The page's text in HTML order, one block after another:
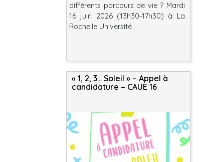
différents parcours de vie ? Mardi
16 juin 2026 (13h30-17h30) à La
Rochelle Université
« 1, 2, 3… Soleil » – Appel à
candidature – CAUE 16